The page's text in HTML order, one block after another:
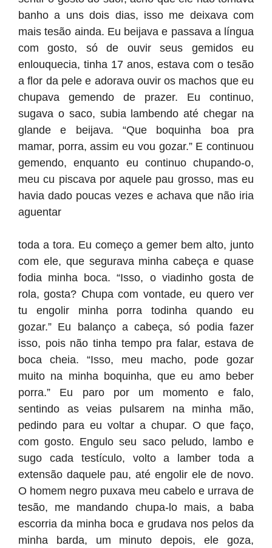
banho a uns dois dias, isso me deixava com
mais tesão ainda. Eu beijava e passava a língua
com gosto, só de ouvir seus gemidos eu
enlouquecia, tinha 17 anos, estava com o tesão
a flor da pele e adorava ouvir os machos que eu
chupava gemendo de prazer. Eu continuo,
sugava o saco, subia lambendo até chegar na
glande e beijava. “Que boquinha boa pra
mamar, porra, assim eu vou gozar.” E continuou
gemendo, enquanto eu continuo chupando-o,
meu cu piscava por aquele pau grosso, mas eu
havia dado poucas vezes e achava que não iria
aguentar
toda a tora. Eu começo a gemer bem alto, junto
com ele, que segurava minha cabeça e quase
fodia minha boca. “Isso, o viadinho gosta de
rola, gosta? Chupa com vontade, eu quero ver
tu engolir minha porra todinha quando eu
gozar.” Eu balanço a cabeça, só podia fazer
isso, pois não tinha tempo pra falar, estava de
boca cheia. “Isso, meu macho, pode gozar
muito na minha boquinha, que eu amo beber
porra.” Eu paro por um momento e falo,
sentindo as veias pulsarem na minha mão,
pedindo para eu voltar a chupar. O que faço,
com gosto. Engulo seu saco peludo, lambo e
sugo cada testículo, volto a lamber toda a
extensão daquele pau, até engolir ele de novo.
O homem negro puxava meu cabelo e urrava de
tesão, me mandando chupa-lo mais, a baba
escorria da minha boca e grudava nos pelos da
minha barda, um minuto depois, ele goza,